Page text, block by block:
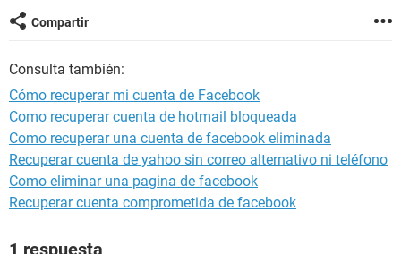
Compartir
Consulta también:
Cómo recuperar mi cuenta de Facebook
Como recuperar cuenta de hotmail bloqueada
Como recuperar una cuenta de facebook eliminada
Recuperar cuenta de yahoo sin correo alternativo ni teléfono
Como eliminar una pagina de facebook
Recuperar cuenta comprometida de facebook
1 respuesta